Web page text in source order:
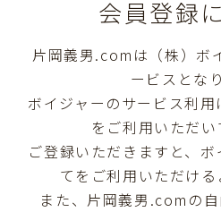
会員登録
片岡義男.comは（株）ボ
ービスとな
ボイジャーのサービス利用
をご利用いただい
ご登録いただきますと、
てをご利用いただける
また、片岡義男.comの